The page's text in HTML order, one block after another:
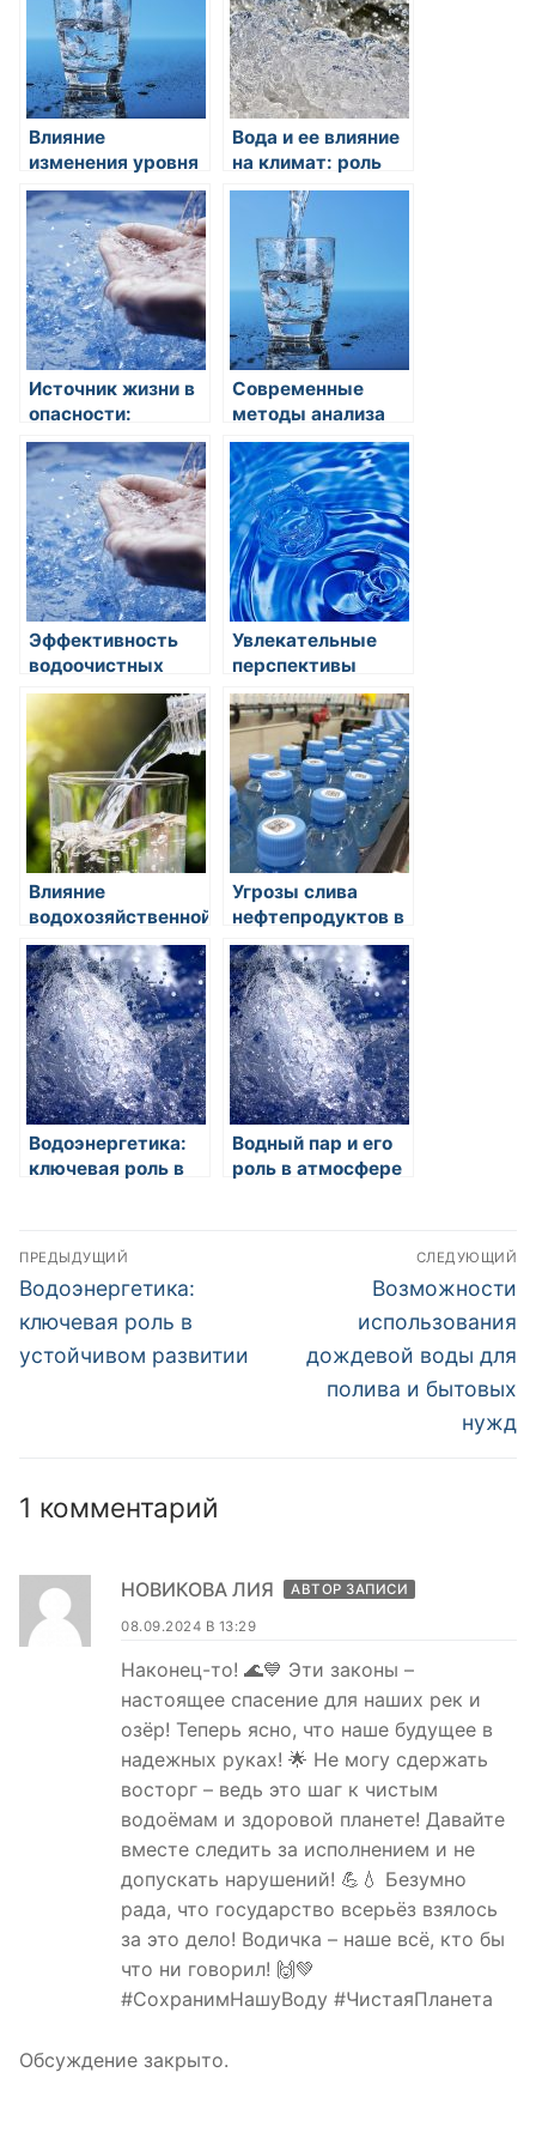
Влияние
изменения уровня
грунтовых вод на
экосистемы
Вода и ее влияние
на климат: роль
гидрологической
системы
Источник жизни в
опасности:
влияние
загрязнения воды
на здоровье
человека
Современные
методы анализа
качества воды:
отслеживаем
загрязнения и
обеспечиваем
безопасность
Эффективность
водоочистных
установок для
промышленных
предприятий:
современные
технологии и
перспективы
Увлекательные
перспективы
использования
соленой воды в
сельском
хозяйстве
Влияние
водохозяйственной
инфраструктуры
на экологию рек и
озер
Угрозы слива
нефтепродуктов в
водоемы
Водоэнергетика:
ключевая роль в
Водный пар и его
роль в атмосфере
Навигация
по
записям
ПРЕДЫДУЩИЙ
Предыдущая
запись:
Водоэнергетика:
ключевая роль в
устойчивом развитии
СЛЕДУЮЩИЙ
Следующая
запись:
Возможности
использования
дождевой воды для
полива и бытовых
нужд
1 комментарий
НОВИКОВА ЛИЯ АВТОР ЗАПИСИ
08.09.2024 В 13:29
Наконец-то! 🌊💙 Эти законы –
настоящее спасение для наших рек и
озёр! Теперь ясно, что наше будущее в
надежных руках! 🌟 Не могу сдержать
восторг – ведь это шаг к чистым
водоёмам и здоровой планете! Давайте
вместе следить за исполнением и не
допускать нарушений! 💪💧 Безумно
рада, что государство всерьёз взялось
за это дело! Водичка – наше всё, кто бы
что ни говорил! 🙌💚
#СохранимНашуВоду #ЧистаяПланета
Обсуждение закрыто.